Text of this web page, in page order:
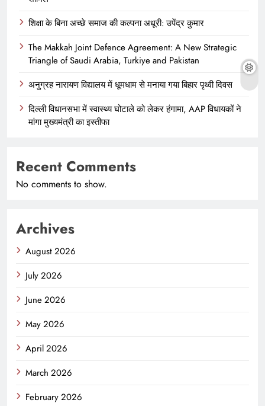
शिक्षा के बिना अच्छे समाज की कल्पना अधूरी: उपेंद्र कुमार
The Makkah Joint Defence Agreement: A New Strategic
Triangle of Saudi Arabia, Turkiye and Pakistan
अनुग्रह नारायण विद्यालय में धूमधाम से मनाया गया बिहार पृथ्वी दिवस
दिल्ली विधानसभा में स्वास्थ्य घोटाले को लेकर हंगामा, AAP विधायकों ने
मांगा मुख्यमंत्री का इस्तीफा
Recent Comments
No comments to show.
Archives
August 2026
July 2026
June 2026
May 2026
April 2026
March 2026
February 2026